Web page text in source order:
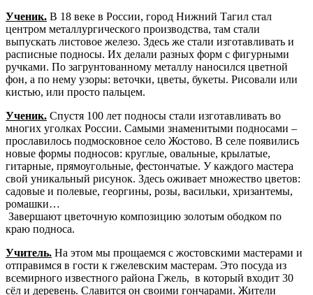
Ученик. В 18 веке в России, город Нижний Тагил стал
центром металлургического производства, там стали
выпускать листовое железо. Здесь же стали изготавливать и
расписные подносы. Их делали разных форм с фигурными
ручками. По загрунтованному металлу наносился цветной
фон, а по нему узоры: веточки, цветы, букеты. Рисовали или
кистью, или просто пальцем.
Ученик. Спустя 100 лет подносы стали изготавливать во
многих уголках России. Самыми знаменитыми подносами –
прославилось подмосковное село Жостово. В селе появились
новые формы подносов: круглые, овальные, крылатые,
гитарные, прямоугольные, фестончатые. У каждого мастера
свой уникальный рисунок. Здесь оживает множество цветов:
садовые и полевые, георгины, розы, васильки, хризантемы,
ромашки…
Завершают цветочную композицию золотым ободком по
краю подноса.
Учитель. На этом мы прощаемся с жостовскими мастерами и
отправимся в гости к гжелевским мастерам. Это посуда из
всемирного известного района Гжель, в который входит 30
сёл и деревень. Славится он своими гончарами. Жители